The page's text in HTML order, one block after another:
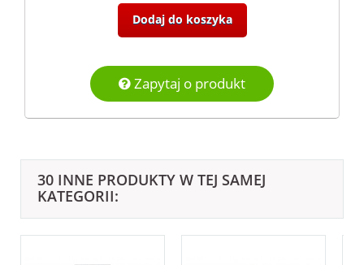
Dodaj do koszyka
Zapytaj o produkt
30 INNE PRODUKTY W TEJ SAMEJ
KATEGORII: